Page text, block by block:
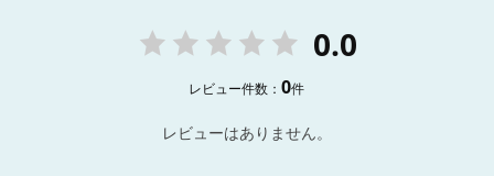
0.0
レビュー件数：0件
レビューはありません。